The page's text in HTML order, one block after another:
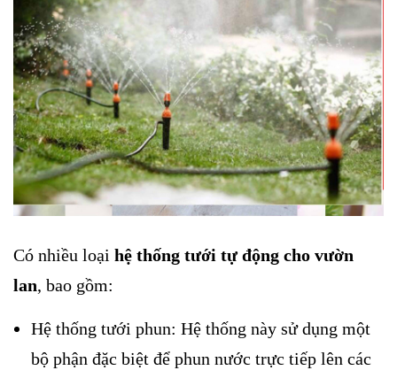
Có nhiều loại hệ thống tưới tự động cho vườn
lan, bao gồm:
Hệ thống tưới phun: Hệ thống này sử dụng một
bộ phận đặc biệt để phun nước trực tiếp lên các